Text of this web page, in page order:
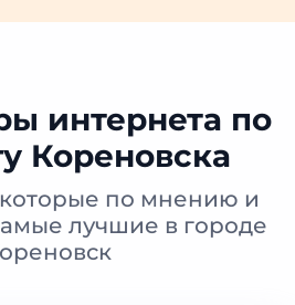
интернета по
Кореновска
по мнению и
лучшие в городе